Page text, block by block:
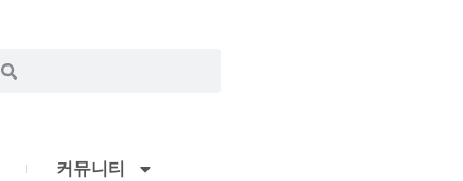
커뮤니티